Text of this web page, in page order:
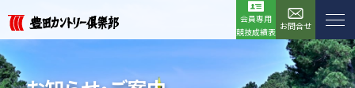
会員専用
競技成績表
お問合せ